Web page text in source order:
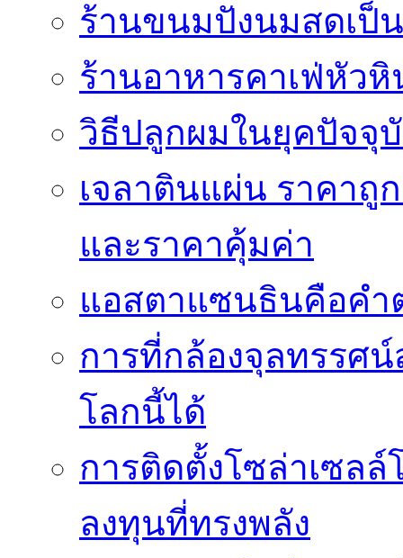
ร้านขนมปังนมสดเป็
ร้านอาหารคาเฟ่หัว
วิธีปลูกผมในยุคปัจจุ
เจลาตินแผ่น ราคาถู
และราคาคุ้มค่า
แอสตาแซนธินคือค
การที่กล้องจุลทรรศ
โลกนี้ได้
การติดตั้งโซล่าเซลล์
ลงทุนที่ทรงพลัง